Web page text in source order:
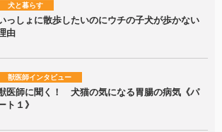
犬と暮らす
っしょに散歩したいのにウチの子犬が歩かない
由
獣医師インタビュー
医師に聞く！ 犬猫の気になる胃腸の病気《パ
ト１》